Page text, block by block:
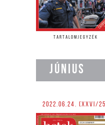
TARTALOMJEGYZÉK
JÚNIUS
2022.06.24. (XXVI/